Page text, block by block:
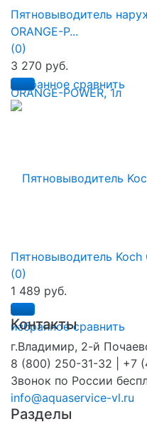
избранное сравнить
Пятновыводитель
ORANGE-P...
(0)
3 270 руб.
избранное сравнить
Пятновыводитель Koch
(0)
1 489 руб.
Контакты
г.Владимир, 2-й
8 (800) 250-31-32 | +7
Звонок по России
info@aquaservice-vl.ru
Разделы